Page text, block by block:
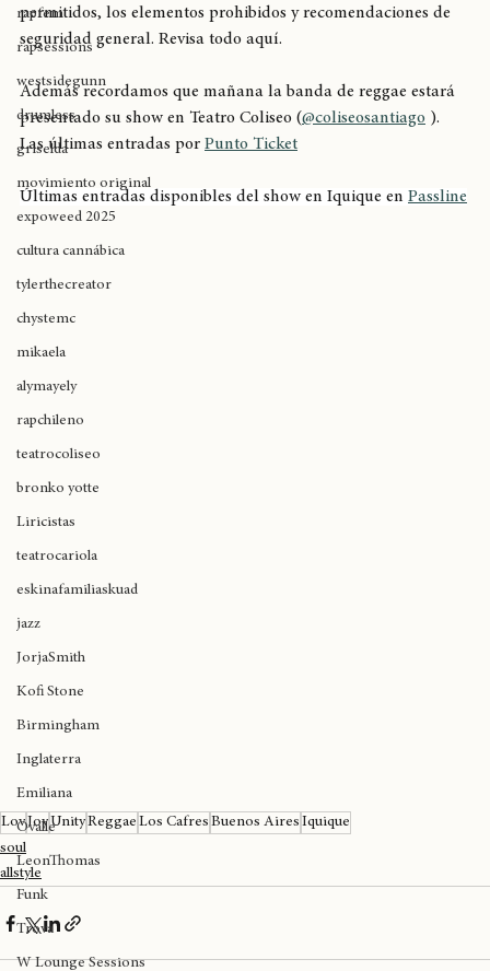
teatro
rapfem
rapsessions
westsidegunn
drumless
griselda
movimiento original
expoweed 2025
cultura cannábica
tylerthecreator
chystemc
mikaela
alymayely
rapchileno
teatrocoliseo
bronko yotte
Liricistas
teatrocariola
eskinafamiliaskuad
jazz
JorjaSmith
Kofi Stone
Birmingham
Inglaterra
Emiliana
Ovalle
LeonThomas
Funk
Trova
También compartieron información sobre los elementos
permitidos, los elementos prohibidos y recomendaciones de
seguridad general. Revisa todo aquí.
Además recordamos que mañana la banda de reggae estará
presentado su show en Teatro Coliseo (
Las últimas entradas por
Últimas entradas disponibles del show en Iquique en
LovJoyUnity Reggae
soul